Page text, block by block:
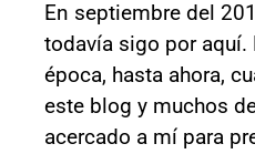
En septiembre del
todavía sigo por aquí.
época, hasta ahora,
este blog y muchos
acercado a mí para